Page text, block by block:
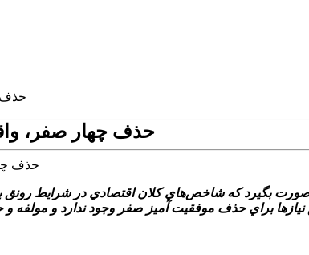
حذف
حذف چهار صفر،
بگيرد که شاخص‌هاي کلان اقتصادي در شرايط رونق